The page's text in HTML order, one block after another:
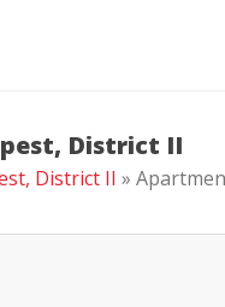
District II
District II »